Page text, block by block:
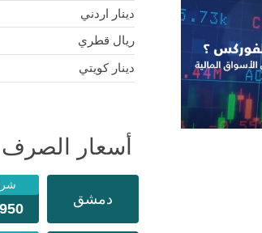
دينار اردني
ريال قطري
دينار كويتي
أسعار
دمشق